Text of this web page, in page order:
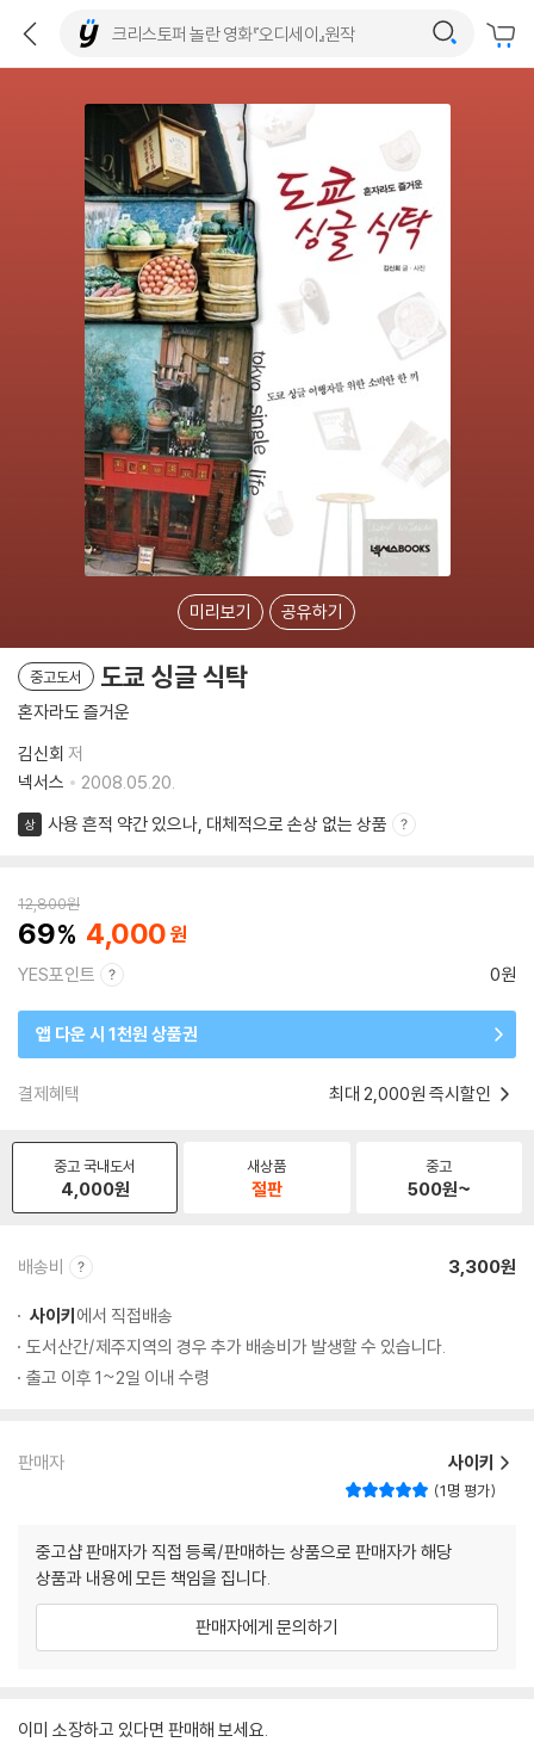
미리보기 공유하기
중고도서 도쿄 싱글 식탁
혼자라도 즐거운
김신회 저
넥서스
2008.05.20.
상 사용 흔적 약간 있으나, 대체적으로 손상 없는 상품
12,800원
69 4,000
YES포인트 0원
앱 다운 시 1천원 상품권
결제혜택 최대 2,000원 즉시할인
중고 국내도서
4,000원
새상품
절판
중고
500원~
배송비 3,300원
사이키에서 직접배송
도서산간/제주지역의 경우 추가 배송비가 발생할 수 있습니다.
출고 이후 1~2일 이내 수령
판매자 사이키
1명 평가
중고샵 판매자가 직접 등록/판매하는 상품으로 판매자가 해당
상품과 내용에 모든 책임을 집니다.
판매자에게 문의하기
이미 소장하고 있다면 판매해 보세요.